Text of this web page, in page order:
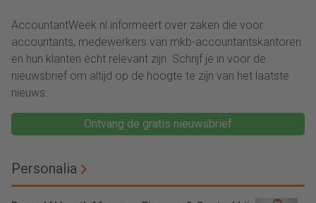
AccountantWeek.nl informeert over zaken die voor
accountants, medewerkers van mkb-accountantskantoren
en hun klanten écht relevant zijn. Schrijf je in voor de
nieuwsbrief om altijd op de hoogte te zijn van het laatste
nieuws.
Ontvang de gratis nieuwsbrief
Personalia